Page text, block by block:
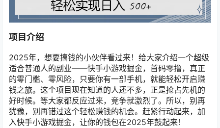
项目介绍
2025年，想要搞钱的小伙伴看过来！给大家介绍一个超级
适合普通人的副业——快手小游戏掘金，首码零撸，真正
的零门槛、零风险，只要你有一部手机，就能轻松开启赚
钱之旅。这个项目现在知道的人还不多，正是抢占先机的
好时候。等大家都反应过来，竞争就激烈了。所以，别再
犹豫，别再错过这个轻松赚钱的机会。赶紧行动起来，加
入快手小游戏掘金，让你的钱包在2025年鼓起来！